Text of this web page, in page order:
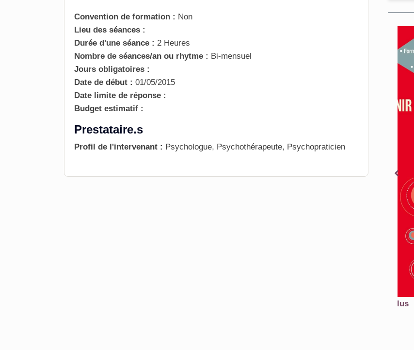
Convention de formation : Non
Lieu des séances :
Durée d'une séance : 2 Heures
Nombre de séances/an ou rhytme : Bi-mensuel
Jours obligatoires :
Date de début : 01/05/2015
Date limite de réponse :
Budget estimatif :
Prestataire.s
Profil de l'intervenant : Psychologue, Psychothérapeute, Psychopraticien